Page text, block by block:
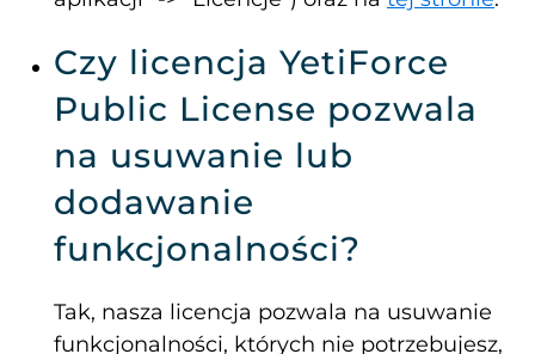
Czy licencja YetiForce
Public License pozwala
na usuwanie lub
dodawanie
funkcjonalności?
Tak, nasza licencja pozwala na usuwanie
funkcjonalności, których nie potrzebujesz,